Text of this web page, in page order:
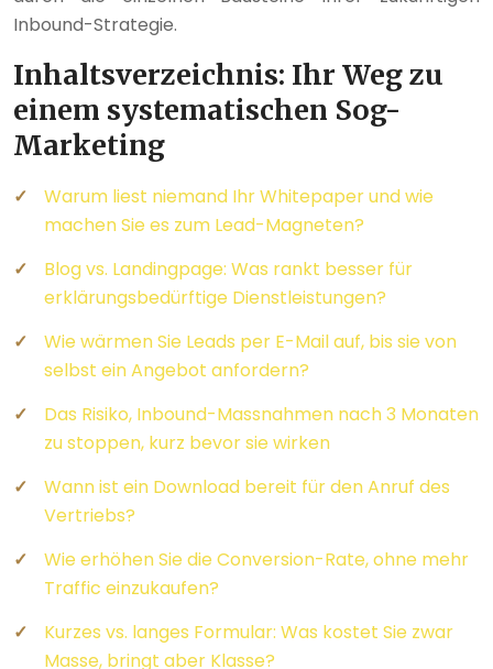
Inbound-Strategie.
Inhaltsverzeichnis: Ihr Weg zu
einem systematischen Sog-
Marketing
Warum liest niemand Ihr Whitepaper und wie
machen Sie es zum Lead-Magneten?
Blog vs. Landingpage: Was rankt besser für
erklärungsbedürftige Dienstleistungen?
Wie wärmen Sie Leads per E-Mail auf, bis sie von
selbst ein Angebot anfordern?
Das Risiko, Inbound-Massnahmen nach 3 Monaten
zu stoppen, kurz bevor sie wirken
Wann ist ein Download bereit für den Anruf des
Vertriebs?
Wie erhöhen Sie die Conversion-Rate, ohne mehr
Traffic einzukaufen?
Kurzes vs. langes Formular: Was kostet Sie zwar
Masse, bringt aber Klasse?